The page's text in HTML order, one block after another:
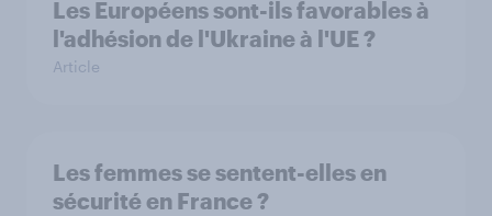
Les Européens sont-ils favorables à
l'adhésion de l'Ukraine à l'UE ?
Article
Les femmes se sentent-elles en
sécurité en France ?